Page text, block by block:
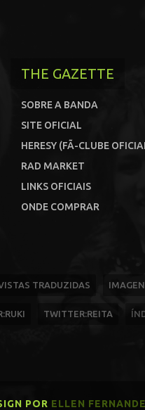
THE GAZETTE
SOBRE A BANDA
SITE OFICIAL
HERESY (FÃ-CLUBE
RAD MARKET
LINKS OFICIAIS
ONDE COMPRAR
TRADUZIDAS
TWITTER:REITA
POR ELLEN